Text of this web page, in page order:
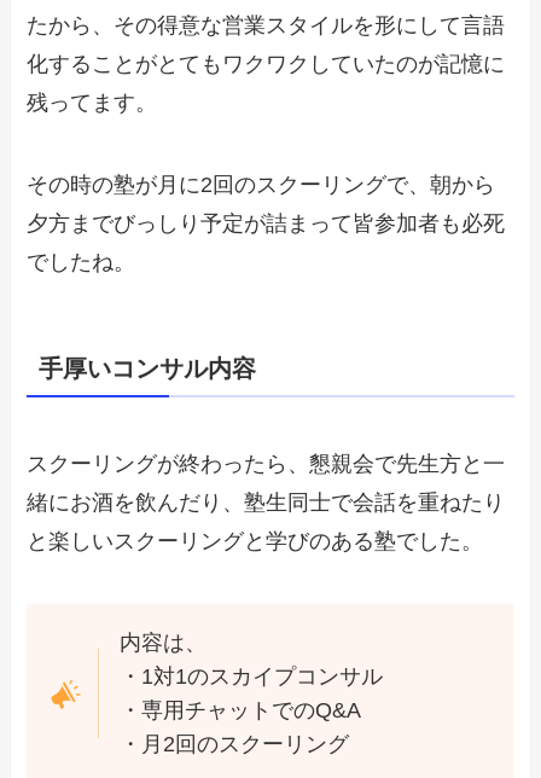
たから、その得意な営業スタイルを形にして言語
化することがとてもワクワクしていたのが記憶に
残ってます。
その時の塾が月に2回のスクーリングで、朝から
夕方までびっしり予定が詰まって皆参加者も必死
でしたね。
手厚いコンサル内容
スクーリングが終わったら、懇親会で先生方と一
緒にお酒を飲んだり、塾生同士で会話を重ねたり
と楽しいスクーリングと学びのある塾でした。
内容は、
・1対1のスカイプコンサル
・専用チャットでのQ&A
・月2回のスクーリング